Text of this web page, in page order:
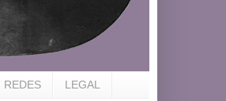
REDES LEGAL